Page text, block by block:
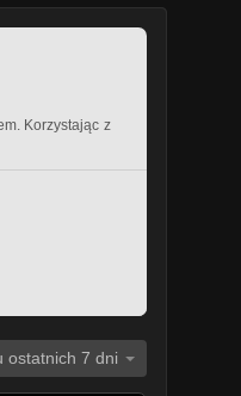
Korzystając z
ostatnich 7 dni